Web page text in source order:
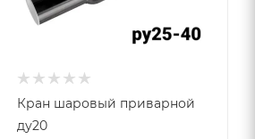
Кран шаровый приварной
ду20